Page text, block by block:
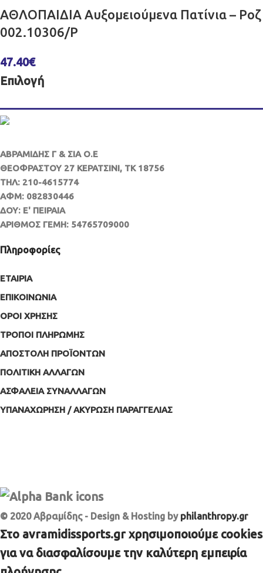
ΑΘΛΟΠΑΙΔΙΑ Αυξομειούμενα Πατίνια – Ροζ
002.10306/P
47.40€
Επιλογή
ΑΒΡΑΜΙΔΗΣ Γ & ΣΙΑ Ο.Ε
ΘΕΟΦΡΑΣΤΟΥ 27 ΚΕΡΑΤΣΙΝΙ, ΤΚ 18756
ΤΗΛ: 210-4615774
ΑΦΜ: 082830446
ΔΟΥ: Ε' ΠΕΙΡΑΙΑ
ΑΡΙΘΜΟΣ ΓΕΜΗ: 54765709000
Πληροφορίες
ΕΤΑΙΡΙΑ
ΕΠΙΚΟΙΝΩΝΙΑ
ΟΡΟΙ ΧΡΗΣΗΣ
ΤΡΟΠΟΙ ΠΛΗΡΩΜΗΣ
ΑΠΟΣΤΟΛΗ ΠΡΟΪΟΝΤΩΝ
ΠΟΛΙΤΙΚΗ ΑΛΛΑΓΩΝ
ΑΣΦΑΛΕΙΑ ΣΥΝΑΛΛΑΓΩΝ
ΥΠΑΝΑΧΩΡΗΣΗ / ΑΚΥΡΩΣΗ ΠΑΡΑΓΓΕΛΙΑΣ
© 2020 Αβραμίδης - Design & Hosting by philanthropy.gr
Στο avramidissports.gr χρησιμοποιούμε cookies
για να διασφαλίσουμε την καλύτερη εμπειρία